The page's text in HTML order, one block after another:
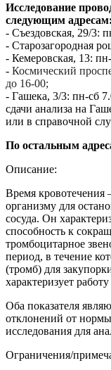
Исследование
следующим адресам:
- Съездовская, 29/3:
- Старозагородная
- Кемеровская, 13:
- Космический
до 16-00;
- Гашека, 3/3: пн-сб
сдачи анализа на
или в справочной
По остальным
Описание:
Время кровотечения
организму для
сосуда. Он
способность к
тромбоцитарное
период, в течение
(тромб) для
характеризует
Оба показателя
отклонений от
исследования для
Ограничения/